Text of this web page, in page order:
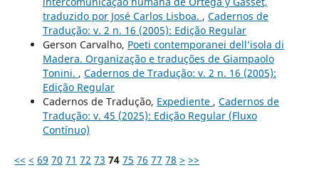
traduzido por José Carlos Lisboa. , Cadernos de
Tradução: v. 2 n. 16 (2005): Edição Regular
Gerson Carvalho, Poeti contemporanei dell’isola di
Madera. Organização e traduções de Giampaolo
Tonini. , Cadernos de Tradução: v. 2 n. 16 (2005):
Edição Regular
Cadernos de Tradução, Expediente , Cadernos de
Tradução: v. 45 (2025): Edição Regular (Fluxo
Contínuo)
<< < 69 70 71 72 73 74 75 76 77 78 > >>